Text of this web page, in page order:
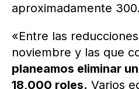
aproximadamente
«Entre las
noviembre y las que
planeamos eliminar
18,000 roles. Varios